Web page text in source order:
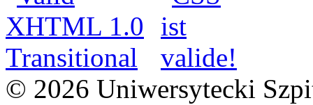
© 2026 Uniwersytecki